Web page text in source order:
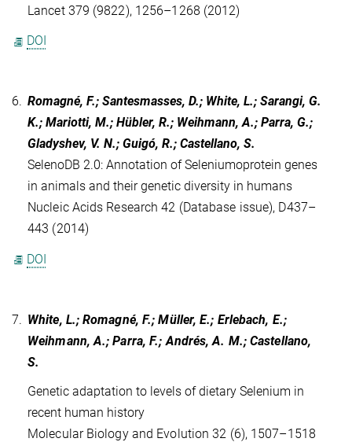
Lancet 379 (9822), 1256–1268 (2012)
DOI
6. Romagné, F.; Santesmasses, D.; White, L.; Sarangi, G.
K.; Mariotti, M.; Hübler, R.; Weihmann, A.; Parra, G.;
Gladyshev, V. N.; Guigó, R.; Castellano, S.
SelenoDB 2.0: Annotation of Seleniumoprotein genes
in animals and their genetic diversity in humans
Nucleic Acids Research 42 (Database issue), D437–
443 (2014)
DOI
7. White, L.; Romagné, F.; Müller, E.; Erlebach, E.;
Weihmann, A.; Parra, F.; Andrés, A. M.; Castellano,
S.
Genetic adaptation to levels of dietary Selenium in
recent human history
Molecular Biology and Evolution 32 (6), 1507–1518